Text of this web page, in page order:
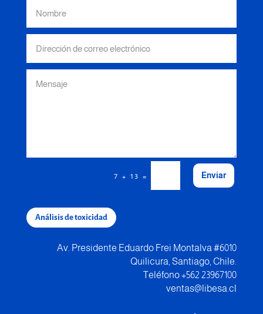
7 + 13 = Enviar
Análisis de toxicidad
Av. Presidente Eduardo Frei Montalva #6010
Quilicura, Santiago, Chile.
Teléfono +562 23967100
ventas@libesa.cl